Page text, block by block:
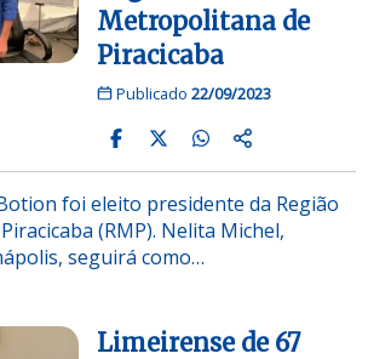
Metropolitana de
Piracicaba
Publicado 22/09/2023
foi eleito presidente da Região
(RMP). Nelita Michel,
seguirá como…
Limeirense de 67